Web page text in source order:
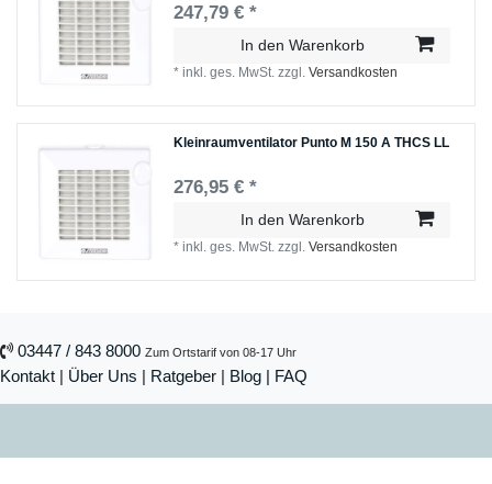
247,79 € *
In den Warenkorb
*inkl. ges. MwSt. zzgl.Versandkosten
Kleinraumventilator Punto M 150 A THCS LL
276,95 € *
In den Warenkorb
*inkl. ges. MwSt. zzgl.Versandkosten
03447 / 843 8000 Zum Ortstarif von 08-17 Uhr
Kontakt | Über Uns | Ratgeber | Blog | FAQ